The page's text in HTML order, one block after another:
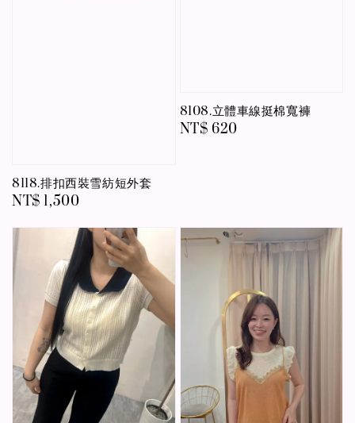
8118.排扣西裝雪紡短外套
Regular
NT$ 1,500
8108.立體車線挺棉寬褲
Regular
NT$ 620